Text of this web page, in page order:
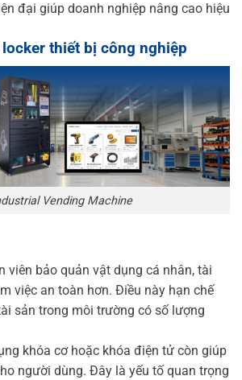
đại giúp doanh nghiệp nâng cao hiệu
thiết bị công nghiệp
Vending Machine
viên bảo quản vật dụng cá nhân, tài
việc an toàn hơn. Điều này hạn chế
sản trong môi trường có số lượng
khóa cơ hoặc khóa điện tử còn giúp
người dùng. Đây là yếu tố quan trọng